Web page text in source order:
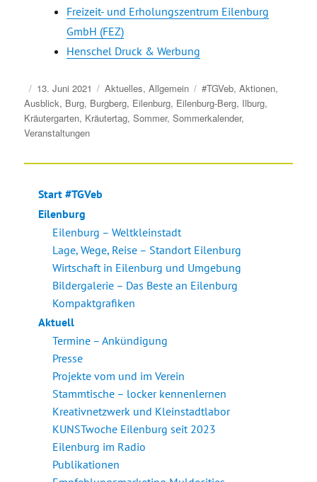
Freizeit- und Erholungszentrum Eilenburg
GmbH (FEZ)
Henschel Druck & Werbung
Veröffentlicht
am
13. Juni 2021 Kategorien
Aktuelles,Allgemein Schlagwörter
#TGVeb,Aktionen,
Ausblick, Burg, Burgberg, Eilenburg, Eilenburg-Berg, Ilburg,
Kräutergarten, Kräutertag,Sommer,Sommerkalender,
Veranstaltungen
Start #TGVeb
Eilenburg
Eilenburg – Weltkleinstadt
Lage, Wege, Reise – Standort Eilenburg
Wirtschaft in Eilenburg und Umgebung
Bildergalerie – Das Beste an Eilenburg
Kompaktgrafiken
Aktuell
Termine – Ankündigung
Presse
Projekte vom und im Verein
Stammtische – locker kennenlernen
Kreativnetzwerk und Kleinstadtlabor
KUNSTwoche Eilenburg seit 2023
Eilenburg im Radio
Publikationen